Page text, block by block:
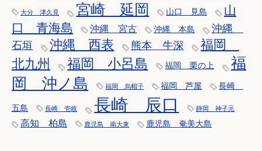
大分 津久見 宮崎 延岡 山口 見島
山
口 青海島
沖縄 宮古 沖縄 本島
沖縄
石垣
沖縄 西表 熊本 牛深
福岡
北九州
福岡 小呂島 福岡 栗の上
福
岡 沖ノ島
福岡 烏帽子 福岡 芦屋 長崎
五島 長崎 壱岐 長崎 辰口 静岡 神子元
高知 柏島 鹿児島 南大東 鹿児島 奄美大島